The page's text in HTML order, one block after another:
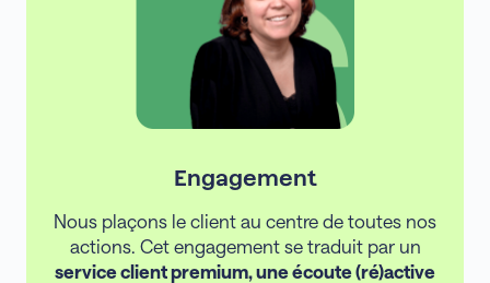
Engagement
Nous plaçons le client au centre de toutes nos
actions. Cet engagement se traduit par un
service client premium, une écoute (ré)active